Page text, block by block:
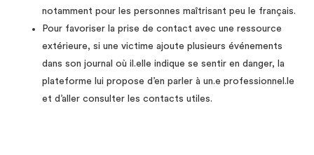
notamment pour les personnes maîtrisant peu le français.
Pour favoriser la prise de contact avec une ressource
extérieure, si une victime ajoute plusieurs événements
dans son journal où il.elle indique se sentir en danger, la
plateforme lui propose d’en parler à un.e professionnel.le
et d’aller consulter les contacts utiles.